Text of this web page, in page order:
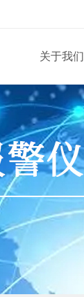
关于我们